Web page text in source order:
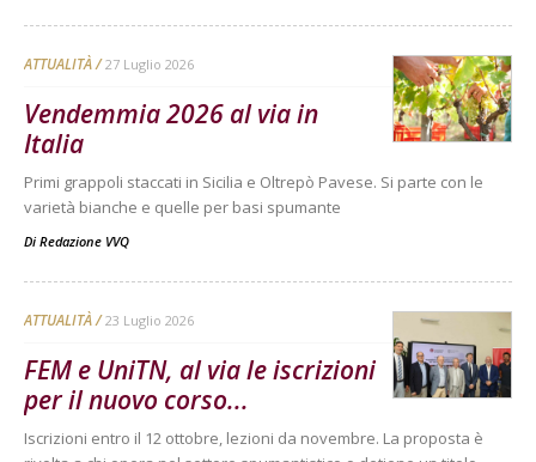
ATTUALITÀ 27 Luglio 2026
Vendemmia 2026 al via in
Italia
Primi grappoli staccati in Sicilia e Oltrepò Pavese. Si parte con le
varietà bianche e quelle per basi spumante
Di Redazione VVQ
ATTUALITÀ 23 Luglio 2026
FEM e UniTN, al via le iscrizioni
per il nuovo corso...
Iscrizioni entro il 12 ottobre, lezioni da novembre. La proposta è